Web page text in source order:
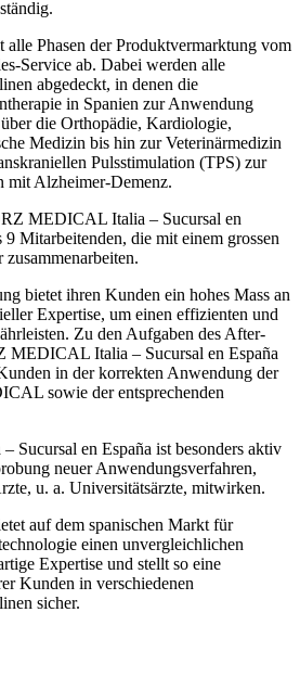
Phasen der Produktvermarktung vom
Service ab. Dabei werden alle
abgedeckt, in denen die
in Spanien zur Anwendung
die Orthopädie, Kardiologie,
Medizin bis hin zur Veterinärmedizin
Pulsstimulation (TPS) zur
mit Alzheimer-Demenz.
MEDICAL Italia – Sucursal en
9 Mitarbeitenden, die mit einem grossen
bietet ihren Kunden ein hohes Mass an
Expertise, um einen effizienten und
Zu den Aufgaben des After-
MEDICAL Italia – Sucursal en España
in der korrekten Anwendung der
sowie der entsprechenden
en España ist besonders aktiv
neuer Anwendungsverfahren,
u. a. Universitätsärzte, mitwirken.
auf dem spanischen Markt für
einen unvergleichlichen
Expertise und stellt so eine
Kunden in verschiedenen
sicher.